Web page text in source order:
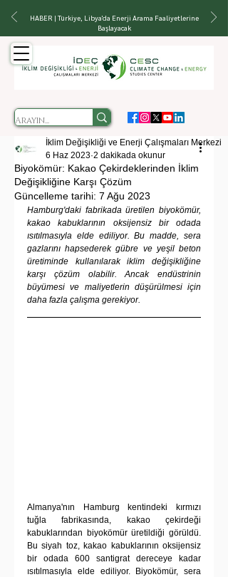
HABER | Türkiye, Libya'da Enerji Arama Faaliyetlerine
Başlayacak
Biyokömür: Kakao Çekirdeklerinden İklim
Değişikliğine Karşı Çözüm
İklim Değişikliği ve Enerji Çalışmaları Merkezi
6 Haz 2023 2 dakikada okunur
Güncelleme tarihi: 7 Ağu 2023
Hamburg'daki fabrikada üretilen biyokömür,
kakao kabuklarının oksijensiz bir odada
ısıtılmasıyla elde ediliyor. Bu madde, sera
gazlarını hapsederek gübre ve yeşil beton
üretiminde kullanılarak iklim değişikliğine
karşı çözüm olabilir. Ancak endüstrinin
büyümesi ve maliyetlerin düşürülmesi için
daha fazla çalışma gerekiyor.
Almanya'nın Hamburg kentindeki kırmızı
tuğla fabrikasında, kakao çekirdeği
kabuklarından biyokömür üretildiği görüldü.
Bu siyah toz, kakao kabuklarının oksijensiz
bir odada 600 santigrat dereceye kadar
ısıtılmasıyla elde ediliyor. Biyokömür, sera